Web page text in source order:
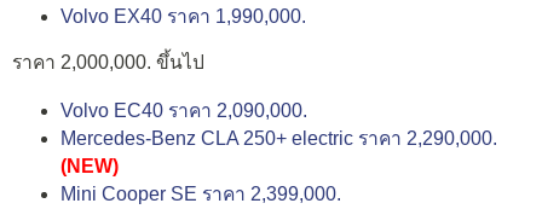
Volvo EX40 ราคา 1,990,000.
ราคา 2,000,000. ขึ้นไป
Volvo EC40 ราคา 2,090,000.
Mercedes-Benz CLA 250+ electric ราคา 2,290,000.
(NEW)
Mini Cooper SE ราคา 2,399,000.